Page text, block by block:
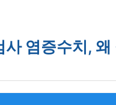
사 염증수치,